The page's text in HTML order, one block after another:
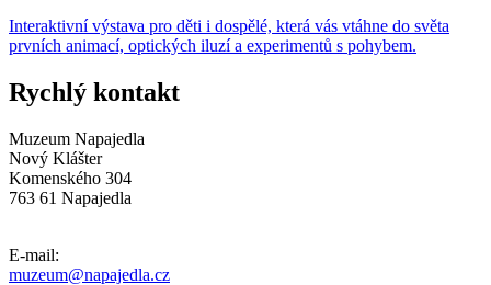
Interaktivní výstava pro děti i dospělé, která vás vtáhne do světa
prvních animací, optických iluzí a experimentů s pohybem.
Rychlý kontakt
Muzeum Napajedla
Nový Klášter
Komenského 304
763 61 Napajedla
E-mail:
muzeum@napajedla.cz